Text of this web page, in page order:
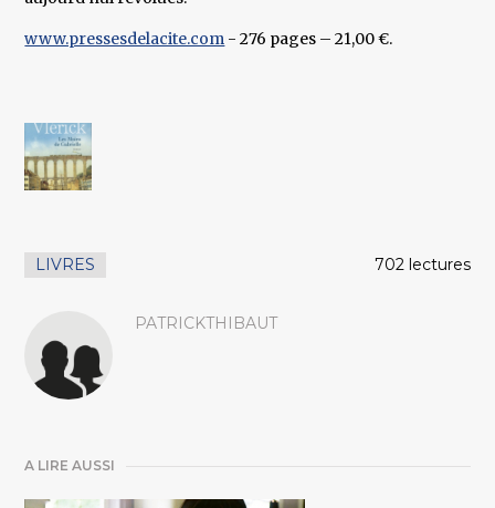
www.pressesdelacite.com - 276 pages – 21,00 €.
LIVRES 702 lectures
PATRICKTHIBAUT
A LIRE AUSSI